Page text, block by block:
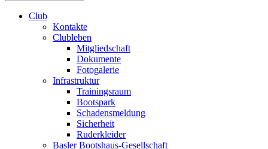
Club
Kontakte
Clubleben
Mitgliedschaft
Dokumente
Fotogalerie
Infrastruktur
Trainingsraum
Bootspark
Schadensmeldung
Sicherheit
Ruderkleider
Basler Bootshaus-Gesellschaft